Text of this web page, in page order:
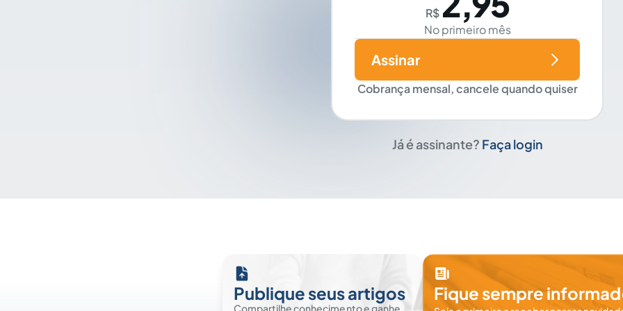
R$
No primeiro mês
Cobrança mensal, cancele quando quiser
Assinar
Já é assinante? Faça login
Publique seus artigos
Compartilhe conhecimento e ganhe
Fique sempre